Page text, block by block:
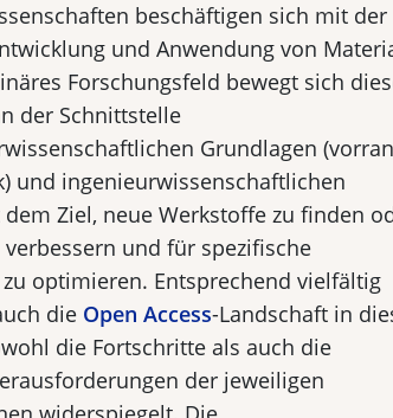
beschäftigen sich mit der
und Anwendung von
Forschungsfeld bewegt sich
der Schnittstelle
Grundlagen
und ingenieurwissenschaftlichen
Ziel, neue Werkstoffe zu finden
verbessern und für spezifische
zu optimieren. Entsprechend vielfältig
die Open Access-Landschaft in
die Fortschritte als auch die
der jeweiligen